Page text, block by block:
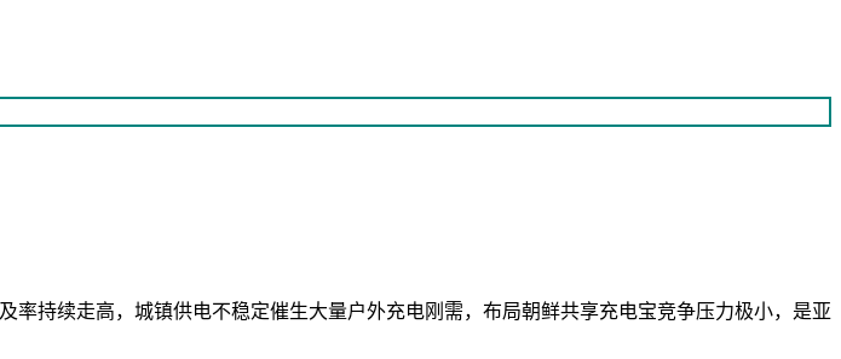
持续走高，城镇供电不稳定催生大量户外充电刚需，布局朝鲜共享充电宝竞争压力极小，是亚